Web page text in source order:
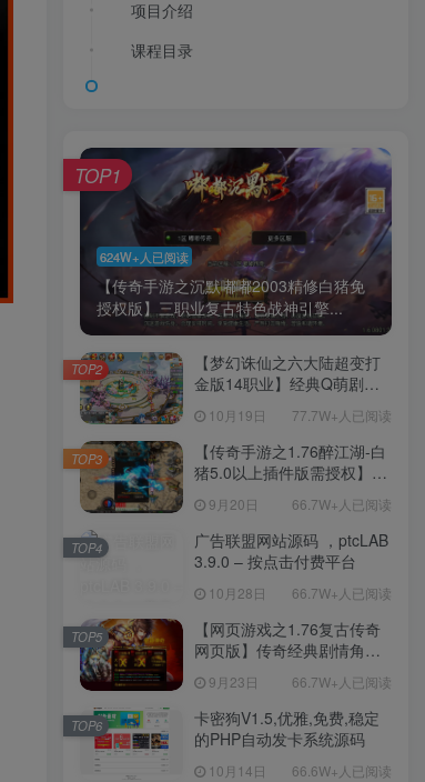
项目介绍
课程目录
624W+人已阅读
【传奇手游之沉默嘟嘟2003精修白猪免
授权版】三职业复古特色战神引擎...
TOP1
【梦幻诛仙之六大陆超变打
金版14职业】经典Q萌剧情
Linux服务端源码视频架设教
程-新版多功能GM网页后台
工具-安卓苹果IOS双端版
本！
10月19日 77.7W+人已阅读
TOP2
【传奇手游之1.76醉江湖-白
猪5.0以上插件版需授权】三
手游-Win服务端源码视频架
设教程-新版GM多功能网页
授权物品后台-九层妖塔-法宠
直冲网页后台-安卓苹果IOS
双端版本！
9月20日 66.7W+人已阅读
TOP3
广告联盟网站源码 ，ptcLAB
3.9.0 – 按点击付费平台
10月28日 66.7W+人已阅读
TOP4
【网页游戏之1.76复古传奇
网页版】传奇经典剧情角色
扮演网页游戏-一键单机-打包
Win服务端源码视频架设教
程！
9月23日 66.7W+人已阅读
TOP5
卡密狗V1.5,优雅,免费,稳定
的PHP自动发卡系统源码
10月14日 66.6W+人已阅读
TOP6